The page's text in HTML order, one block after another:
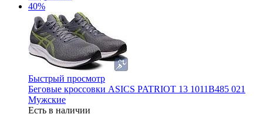
40%
Быстрый просмотр
Беговые кроссовки ASICS PATRIOT 13 1011B485 021
Мужские
Есть в наличии